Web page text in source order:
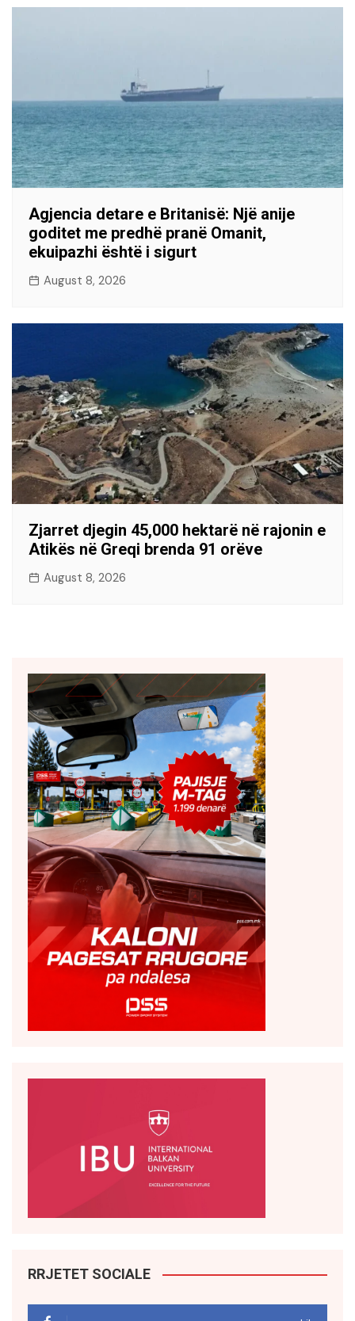
Agjencia detare e Britanisë: Një anije
goditet me predhë pranë Omanit,
ekuipazhi është i sigurt
August 8, 2026
Zjarret djegin 45,000 hektarë në rajonin e
Atikës në Greqi brenda 91 orëve
August 8, 2026
RRJETET SOCIALE